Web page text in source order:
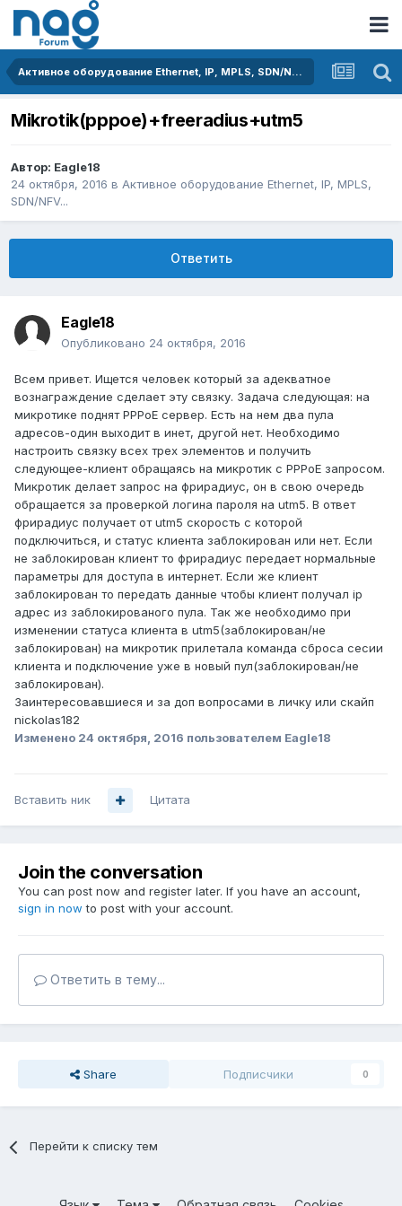
Активное оборудование Ethernet, IP, MPLS, SDN/NFV...
Mikrotik(pppoe)+freeradius+utm5
Автор: Eagle18
24 октября, 2016 в Активное оборудование Ethernet, IP, MPLS,
SDN/NFV...
Ответить
Eagle18
Опубликовано 24 октября, 2016
Всем привет. Ищется человек который за адекватное
вознаграждение сделает эту связку. Задача следующая: на
микротике поднят PPPoE сервер. Есть на нем два пула
адресов-один выходит в инет, другой нет. Необходимо
настроить связку всех трех элементов и получить
следующее-клиент обращаясь на микротик с PPPoE запросом.
Микротик делает запрос на фрирадиус, он в свою очередь
обращается за проверкой логина пароля на utm5. В ответ
фрирадиус получает от utm5 скорость с которой
подключиться, и статус клиента заблокирован или нет. Если
не заблокирован клиент то фрирадиус передает нормальные
параметры для доступа в интернет. Если же клиент
заблокирован то передать данные чтобы клиент получал ip
адрес из заблокированого пула. Так же необходимо при
изменении статуса клиента в utm5(заблокирован/не
заблокирован) на микротик прилетала команда сброса сесии
клиента и подключение уже в новый пул(заблокирован/не
заблокирован).
Заинтересовавшиеся и за доп вопросами в личку или скайп
nickolas182
Изменено 24 октября, 2016 пользователем Eagle18
Вставить ник Цитата
Join the conversation
You can post now and register later. If you have an account,
sign in now to post with your account.
Ответить в тему...
Share Подписчики 0
Перейти к списку тем